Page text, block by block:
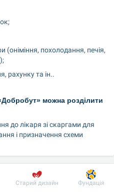
(оніміння, похолодання, печія,
рахунку та ін..
можна розділити
до лікаря зі скаргами для
і призначення схеми
- регулярне відвідування
Пацієнту
Старий дизайн Фундація